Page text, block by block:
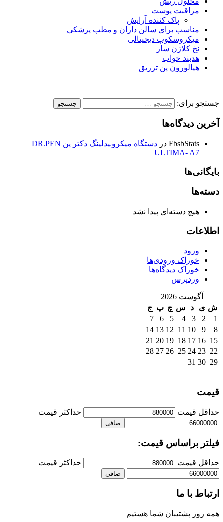
مراقبت پوست
پاک کننده آرایش
مناسب برای سالن داران و مطب پزشکی
میکروسکوپ دیجیتالی
نخ کلاژن ساز
هدبند خواب
هیالورون پن تزریق
جستجو برای:
آخرین دیدگاه‌ها
FbsbStats در
دستگاه میکرونیدلینگ دکتر پن DR.PEN
ULTIMA- A7
بایگانی‌ها
دسته‌ها
هیچ دسته‌ای پیدا نشد
اطلاعات
ورود
خوراک ورودی‌ها
خوراک دیدگاه‌ها
وردپرس
آگوست 2026
ش ی د س چ پ ج
1
2
3
4
5
6
7
8
9
10
11
12
13
14
15
16
17
18
19
20
21
22
23
24
25
26
27
28
29
30
31
قیمت
حداقل قیمت حداكثر قيمت
صافی
فیلتر براساس قیمت:
حداقل قیمت حداكثر قيمت
صافی
ارتباط با ما
همه روز پشتیبان شما هستیم